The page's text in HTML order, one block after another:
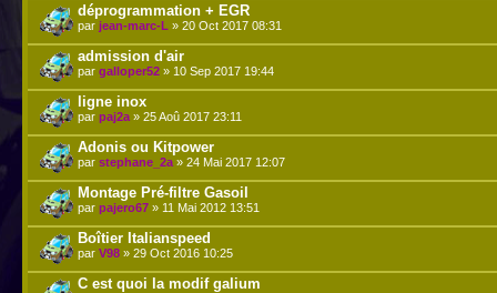
déprogrammation + EGR
par jean-marc-L » 20 Oct 2017 08:31
admission d'air
par galloper52 » 10 Sep 2017 19:44
ligne inox
par paj2a » 25 Aoû 2017 23:11
Adonis ou Kitpower
par stephane_2a » 24 Mai 2017 12:07
Montage Pré-filtre Gasoil
par pajero67 » 11 Mai 2012 13:51
Boîtier Italianspeed
par V98 » 29 Oct 2016 10:25
C est quoi la modif galium